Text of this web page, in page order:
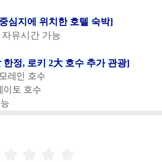
심지에 위치한 호텔 숙박]
유시간 가능
한정, 로키 2大 호수 추가 관광]
레인 호수
이토 호수